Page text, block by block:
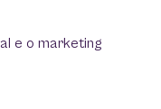
e o marketing